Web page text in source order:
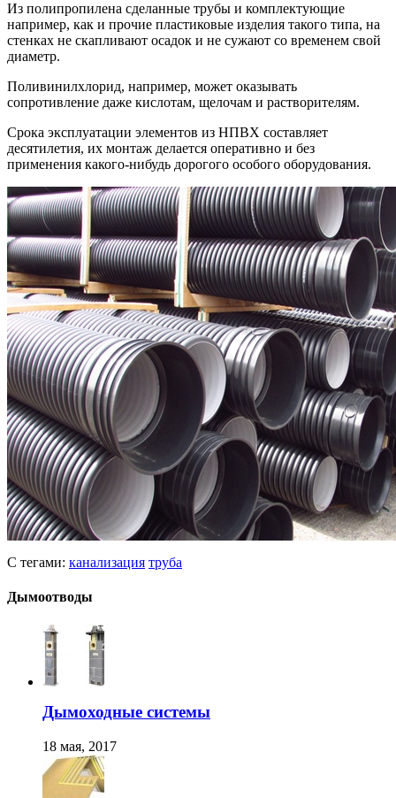
Из полипропилена сделанные трубы и комплектующие
например, как и прочие пластиковые изделия такого типа, на
стенках не скапливают осадок и не сужают со временем свой
диаметр.
Поливинилхлорид, например, может оказывать
сопротивление даже кислотам, щелочам и растворителям.
Срока эксплуатации элементов из НПВХ составляет
десятилетия, их монтаж делается оперативно и без
применения какого-нибудь дорогого особого оборудования.
С тегами: канализация труба
Дымоотводы
Дымоходные системы
18 мая, 2017